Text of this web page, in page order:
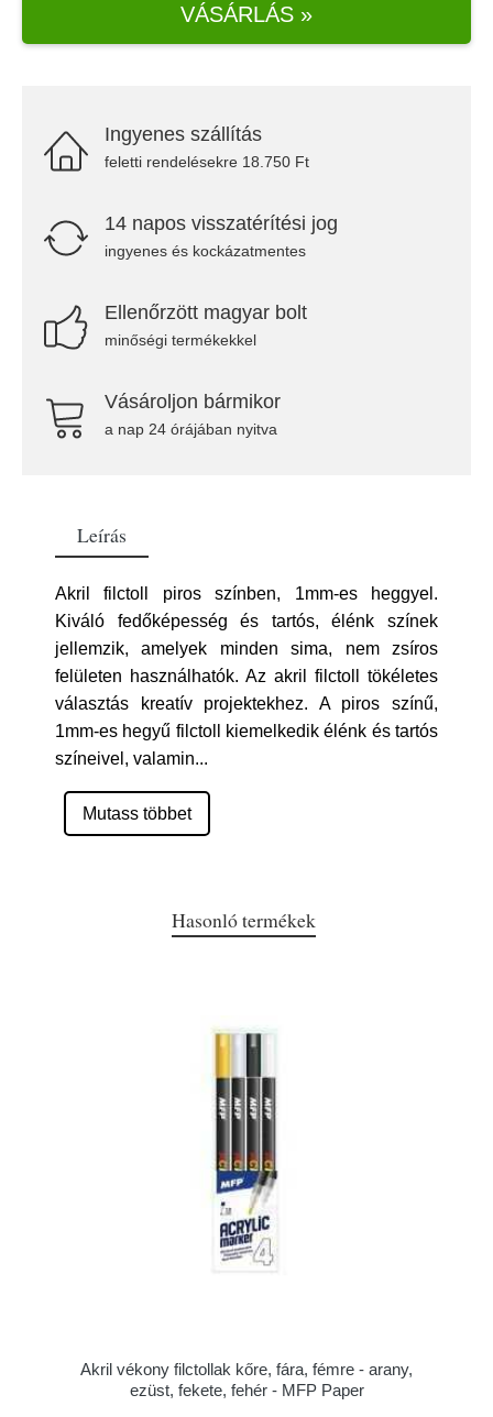
VÁSÁRLÁS »
Ingyenes szállítás
feletti rendelésekre 18.750 Ft
14 napos visszatérítési jog
ingyenes és kockázatmentes
Ellenőrzött magyar bolt
minőségi termékekkel
Vásároljon bármikor
a nap 24 órájában nyitva
Leírás
Akril filctoll piros színben, 1mm-es heggyel.
Kiváló fedőképesség és tartós, élénk színek
jellemzik, amelyek minden sima, nem zsíros
felületen használhatók. Az akril filctoll tökéletes
választás kreatív projektekhez. A piros színű,
1mm-es hegyű filctoll kiemelkedik élénk és tartós
színeivel, valamin...
Mutass többet
Hasonló termékek
Akril vékony filctollak kőre, fára, fémre - arany,
ezüst, fekete, fehér - MFP Paper